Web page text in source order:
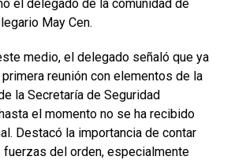
el delegado de la comunidad de
May Cen.
medio, el delegado señaló que ya
reunión con elementos de la
la Secretaría de Seguridad
el momento no se ha recibido
Destacó la importancia de contar
del orden, especialmente